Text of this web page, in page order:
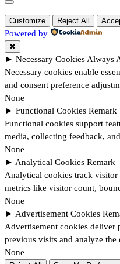
Customize Reject All
Powered by
✖
► Necessary Cookies Always
Necessary cookies enable
and consent preference
None
► Functional Cookies Remark
Functional cookies support
media, collecting feedback,
None
► Analytical Cookies Remark
Analytical cookies track
metrics like visitor count,
None
► Advertisement Cookies
Advertisement cookies deliver
previous visits and analyze the
None